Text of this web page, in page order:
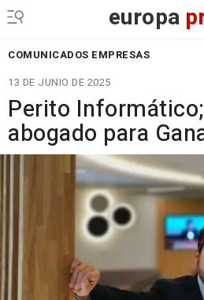
europa
COMUNICADOS EMPRESAS
13 DE JUNIO DE 2025
Perito
abogado para